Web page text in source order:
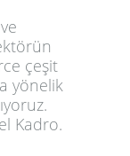
çeşit
yönelik
Kadro.